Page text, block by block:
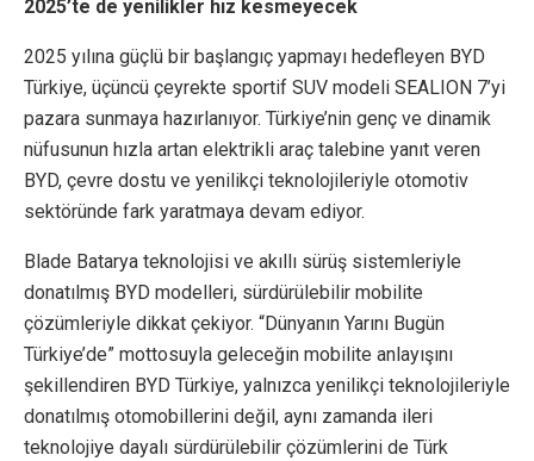
2025’te de yenilikler hız kesmeyecek
2025 yılına güçlü bir başlangıç yapmayı hedefleyen BYD
Türkiye, üçüncü çeyrekte sportif SUV modeli SEALION 7’yi
pazara sunmaya hazırlanıyor. Türkiye’nin genç ve dinamik
nüfusunun hızla artan elektrikli araç talebine yanıt veren
BYD, çevre dostu ve yenilikçi teknolojileriyle otomotiv
sektöründe fark yaratmaya devam ediyor.
Blade Batarya teknolojisi ve akıllı sürüş sistemleriyle
donatılmış BYD modelleri, sürdürülebilir mobilite
çözümleriyle dikkat çekiyor. “Dünyanın Yarını Bugün
Türkiye’de” mottosuyla geleceğin mobilite anlayışını
şekillendiren BYD Türkiye, yalnızca yenilikçi teknolojileriyle
donatılmış otomobillerini değil, aynı zamanda ileri
teknolojiye dayalı sürdürülebilir çözümlerini de Türk